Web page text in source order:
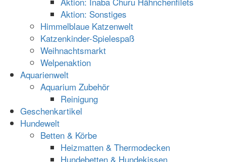
Aktion: Sonstiges
Himmelblaue Katzenwelt
Katzenkinder-Spielespaß
Weihnachtsmarkt
Welpenaktion
Aquarienwelt
Aquarium Zubehör
Reinigung
Geschenkartikel
Hundewelt
Betten & Körbe
Heizmatten & Thermodecken
Hundebetten & Hundekissen